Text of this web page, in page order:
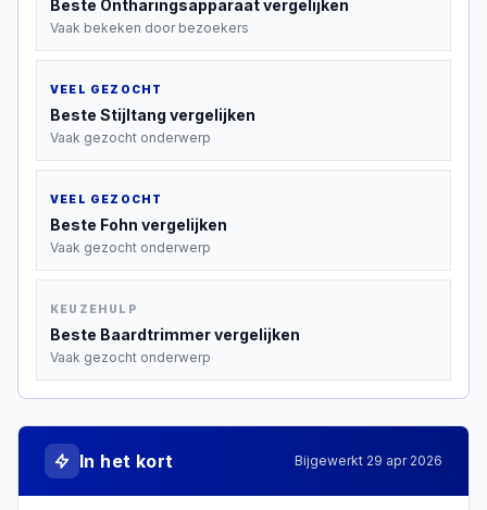
Beste Ontharingsapparaatvergelijken
Vaak bekeken door bezoekers
VEEL GEZOCHT
Beste Stijltang vergelijken
Vaak gezocht onderwerp
VEEL GEZOCHT
Beste Fohn vergelijken
Vaak gezocht onderwerp
KEUZEHULP
Beste Baardtrimmervergelijken
Vaak gezocht onderwerp
In het kort Bijgewerkt 29 apr 2026